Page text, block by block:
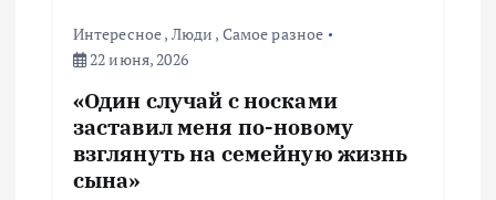
Интересное, Люди , Самое разное
22 июня, 2026
«Один случай с носками
заставил меня по-новому
взглянуть на семейную жизнь
сына»